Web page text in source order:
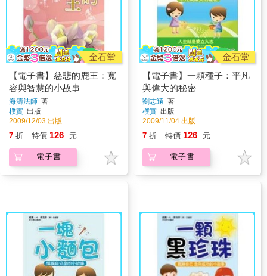
金石堂
【電子書】慈悲的鹿王：寬
容與智慧的小故事
海濤法師 著
樸實 出版
2009/12/03 出版
7 折 特價 126 元
電子書
金石堂
【電子書】一顆種子：平凡
與偉大的秘密
劉志遠 著
樸實 出版
2009/11/04 出版
7 折 特價 126 元
電子書